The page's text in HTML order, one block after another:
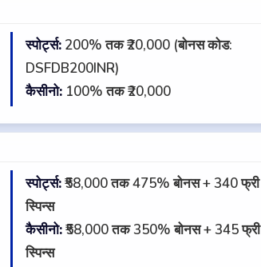
स्पोर्ट्स: 200% तक ₹20,000 (बोनस कोड:
DSFDB200INR)
कैसीनो: 100% तक ₹20,000
स्पोर्ट्स:₹58,000 तक 475% बोनस + 340 फ्री
स्पिन्स
कैसीनो:₹58,000 तक 350% बोनस + 345 फ्री
स्पिन्स